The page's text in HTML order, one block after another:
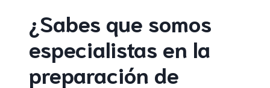
¿Sabes que somos
especialistas en la
preparación de